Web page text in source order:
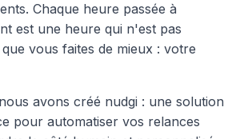
Chaque heure passée à
est une heure qui n'est pas
vous faites de mieux : votre
avons créé nudgi : une solution
pour automatiser vos relances